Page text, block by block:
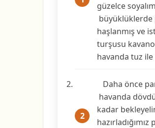
güzelce
büyüklüklerde
haşlanmış ve
turşusu
havanda tuz
Daha önce
havanda
kadar